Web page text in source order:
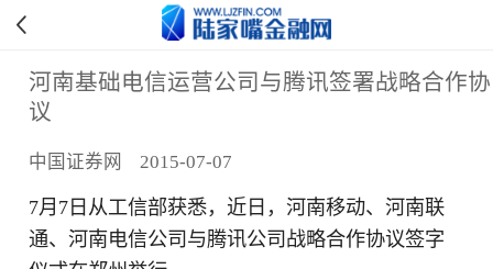
河南基础电信运营公司与腾讯签署战略合作协
议
中国证券网 2015-07-07
7月7日从工信部获悉，近日，河南移动、河南联
通、河南电信公司与腾讯公司战略合作协议签字